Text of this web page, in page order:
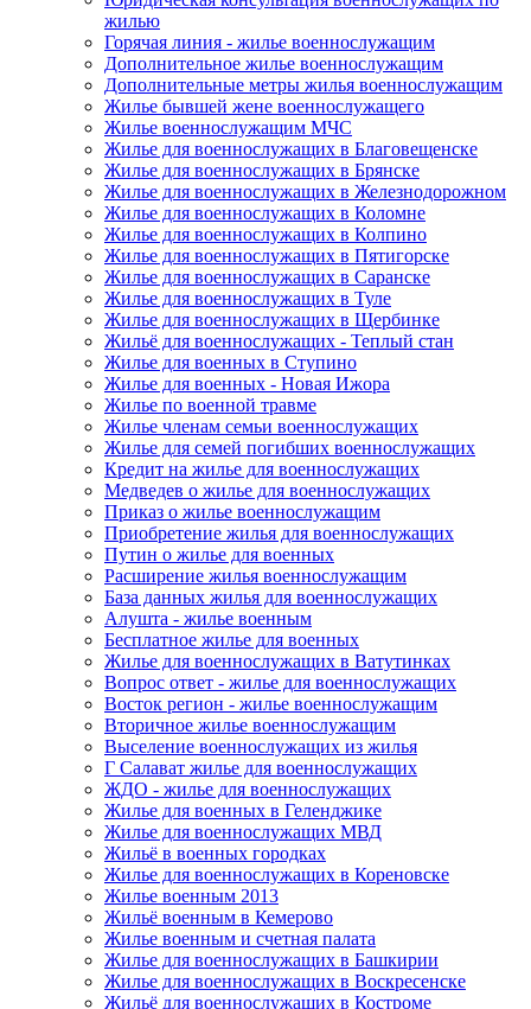
жилью
Горячая линия - жилье военнослужащим
Дополнительное жилье военнослужащим
Дополнительные метры жилья военнослужащим
Жилье бывшей жене военнослужащего
Жилье военнослужащим МЧС
Жилье для военнослужащих в Благовещенске
Жилье для военнослужащих в Брянске
Жилье для военнослужащих в Железнодорожном
Жилье для военнослужащих в Коломне
Жилье для военнослужащих в Колпино
Жилье для военнослужащих в Пятигорске
Жилье для военнослужащих в Саранске
Жилье для военнослужащих в Туле
Жилье для военнослужащих в Щербинке
Жильё для военнослужащих - Теплый стан
Жилье для военных в Ступино
Жилье для военных - Новая Ижора
Жилье по военной травме
Жилье членам семьи военнослужащих
Жилье для семей погибших военнослужащих
Кредит на жилье для военнослужащих
Медведев о жилье для военнослужащих
Приказ о жилье военнослужащим
Приобретение жилья для военнослужащих
Путин о жилье для военных
Расширение жилья военнослужащим
База данных жилья для военнослужащих
Алушта - жилье военным
Бесплатное жилье для военных
Жилье для военнослужащих в Ватутинках
Вопрос ответ - жилье для военнослужащих
Восток регион - жилье военнослужащим
Вторичное жилье военнослужащим
Выселение военнослужащих из жилья
Г Салават жилье для военнослужащих
ЖДО - жилье для военнослужащих
Жилье для военных в Геленджике
Жилье для военнослужащих МВД
Жильё в военных городках
Жилье для военнослужащих в Кореновске
Жилье военным 2013
Жильё военным в Кемерово
Жилье военным и счетная палата
Жилье для военнослужащих в Башкирии
Жилье для военнослужащих в Воскресенске
Жильё для военнослужащих в Костроме